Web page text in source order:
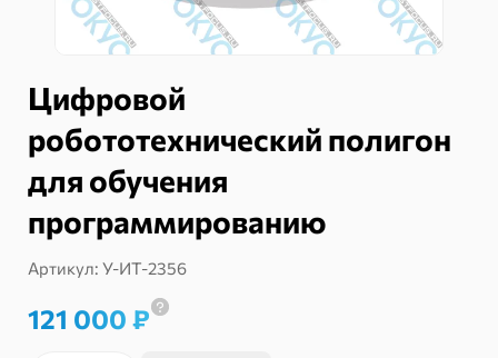
Цифровой
робототехнический полигон
для обучения
программированию
Артикул: У-ИТ-2356
121 000 ₽